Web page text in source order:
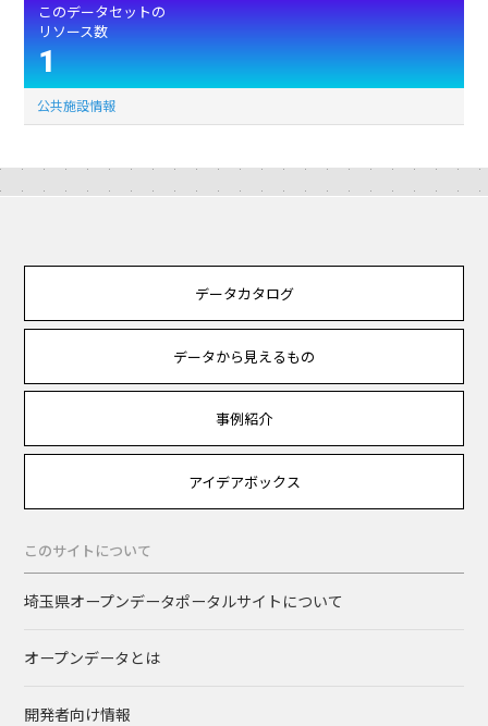
このデータセットの
リソース数
1
公共施設情報
データカタログ
データから見えるもの
事例紹介
アイデアボックス
このサイトについて
埼玉県オープンデータポータルサイトについて
オープンデータとは
開発者向け情報